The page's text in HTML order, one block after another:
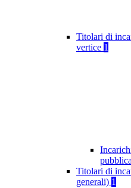
Titolari di
vertice 1
Titolari di
generali) 1